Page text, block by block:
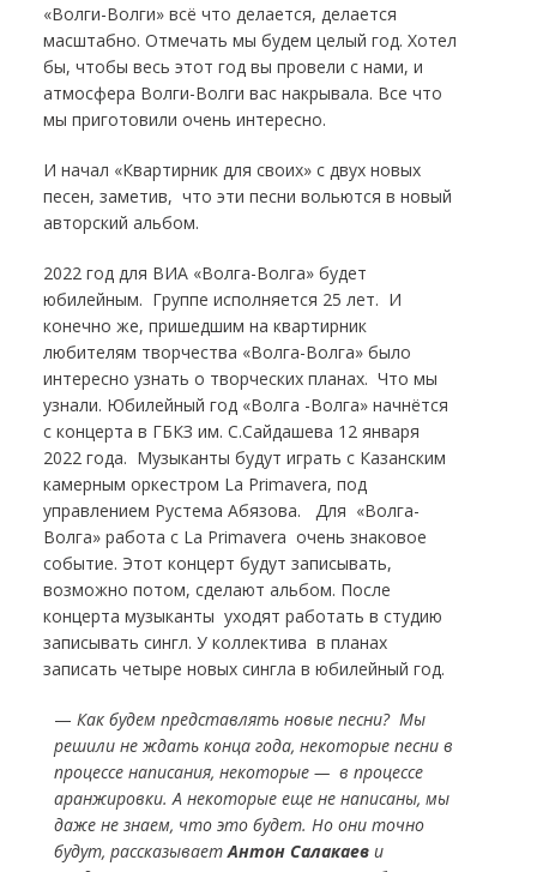
«Волги-Волги» всё что делается, делается
масштабно. Отмечать мы будем целый год. Хотел
бы, чтобы весь этот год вы провели с нами, и
атмосфера Волги-Волги вас накрывала. Все что
мы приготовили очень интересно.
И начал «Квартирник для своих» с двух новых
песен, заметив, что эти песни вольются в новый
авторский альбом.
2022 год для ВИА «Волга-Волга» будет
юбилейным. Группе исполняется 25 лет. И
конечно же, пришедшим на квартирник
любителям творчества «Волга-Волга» было
интересно узнать о творческих планах. Что мы
узнали. Юбилейный год «Волга -Волга» начнётся
с концерта в ГБКЗ им. С.Сайдашева 12 января
2022 года. Музыканты будут играть с Казанским
камерным оркестром La Primavera, под
управлением Рустема Абязова. Для «Волга-
Волга» работа с La Primavera очень знаковое
событие. Этот концерт будут записывать,
возможно потом, сделают альбом. После
концерта музыканты уходят работать в студию
записывать сингл. У коллектива в планах
записать четыре новых сингла в юбилейный год.
— Как будем представлять новые песни? Мы
решили не ждать конца года, некоторые песни в
процессе написания, некоторые — в процессе
аранжировки. А некоторые еще не написаны, мы
даже не знаем, что это будет. Но они точно
будут, рассказываетАнтон Салакаеви